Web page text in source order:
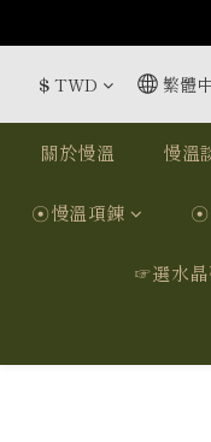
$ TWD 繁體
關於慢溫 慢溫
☉慢溫項鍊 ☉
☞選水晶